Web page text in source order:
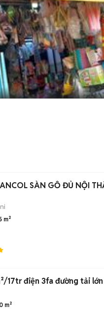
SÀN GỖ ĐỦ NỘI
m²
17tr điện 3fa đường tải
m²